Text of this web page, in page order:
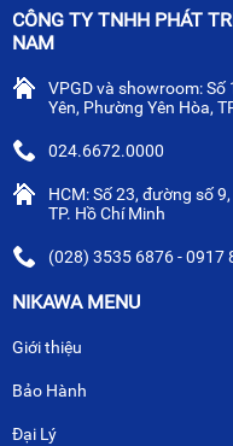
CÔNG TY TNHH PHÁT
NAM
VPGD và showroom: Số
Yên, Phường Yên Hòa,
024.6672.0000
HCM: Số 23, đường số
TP. Hồ Chí Minh
(028) 3535 6876 - 0917
NIKAWA MENU
Giới thiệu
Bảo Hành
Đại Lý